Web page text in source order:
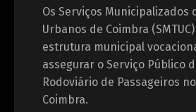
Os Serviços Municipalizados
Urbanos de Coimbra
estrutura municipal
assegurar o Serviço Público
Rodoviário de Passageiros
Coimbra.